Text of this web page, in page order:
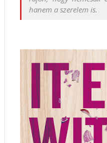
hanem a szerelem is.